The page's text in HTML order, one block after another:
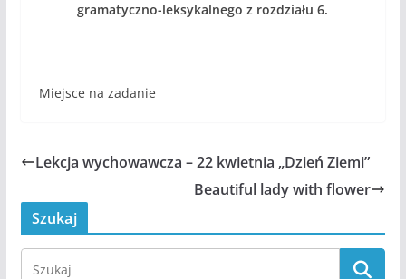
gramatyczno-leksykalnego z rozdziału 6.
Miejsce na zadanie
Lekcja wychowawcza – 22 kwietnia „Dzień Ziemi”
Beautiful lady with flower
Szukaj